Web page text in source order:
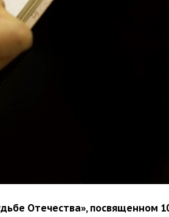
Отечества», посвященном